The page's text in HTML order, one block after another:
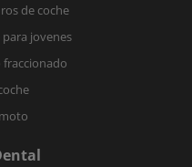
de coche
para jovenes
fraccionado